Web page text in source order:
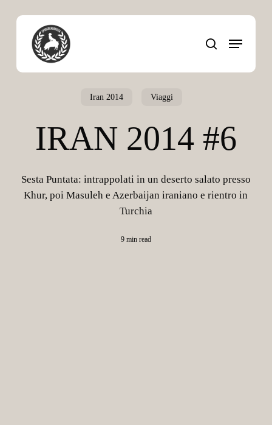
search
Menu
Iran 2014 Viaggi
IRAN 2014 #6
Sesta Puntata: intrappolati in un deserto salato presso
Khur, poi Masuleh e Azerbaijan iraniano e rientro in
Turchia
9 min read